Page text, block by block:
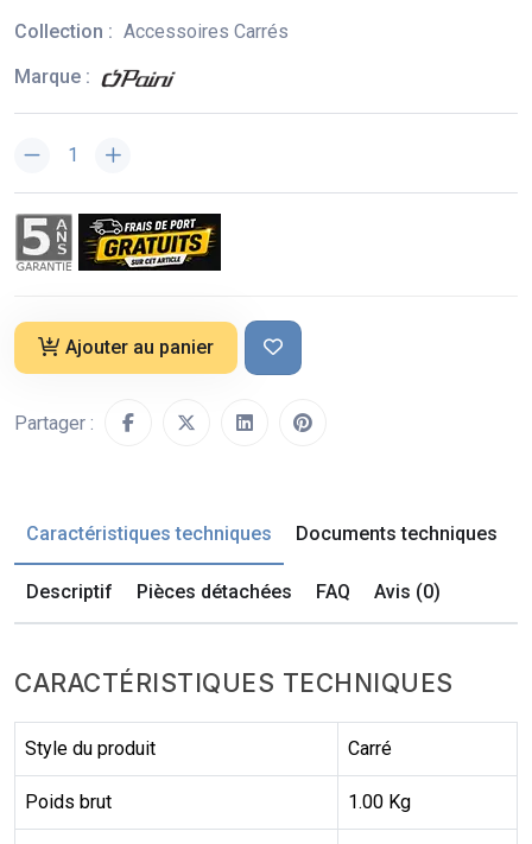
Collection : Accessoires Carrés
Marque :
Ajouter au panier
Partager :
Caractéristiques techniques Documents techniques
Descriptif Pièces détachées FAQ Avis (0)
CARACTÉRISTIQUES TECHNIQUES
Style du produit Carré
Poids brut 1.00 Kg